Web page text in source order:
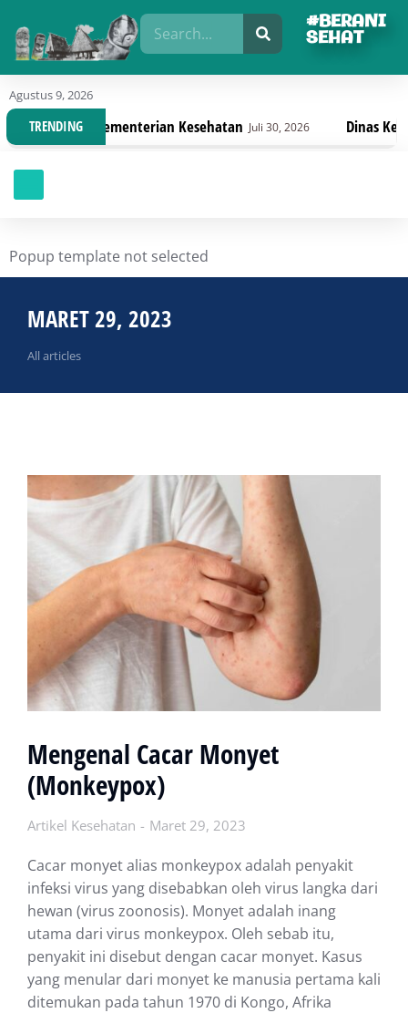
#BERANI
SEHAT
Agustus 9, 2026
TRENDING
Kementerian Kesehatan Juli 30, 2026 Dinas Kesehatan
Popup template not selected
MARET 29, 2023
All articles
Mengenal Cacar Monyet
(Monkeypox)
Artikel Kesehatan Maret 29, 2023
Cacar monyet alias monkeypox adalah penyakit
infeksi virus yang disebabkan oleh virus langka dari
hewan (virus zoonosis). Monyet adalah inang
utama dari virus monkeypox. Oleh sebab itu,
penyakit ini disebut dengan cacar monyet. Kasus
yang menular dari monyet ke manusia pertama kali
ditemukan pada tahun 1970 di Kongo, Afrika